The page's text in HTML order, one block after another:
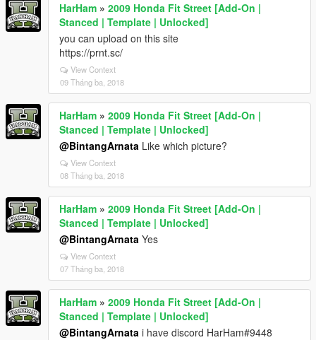
HarHam » 2009 Honda Fit Street [Add-On |
Stanced | Template | Unlocked]
you can upload on this site
https://prnt.sc/
View Context
09 Tháng ba, 2018
HarHam » 2009 Honda Fit Street [Add-On |
Stanced | Template | Unlocked]
@BintangArnata Like which picture?
View Context
08 Tháng ba, 2018
HarHam » 2009 Honda Fit Street [Add-On |
Stanced | Template | Unlocked]
@BintangArnata Yes
View Context
07 Tháng ba, 2018
HarHam » 2009 Honda Fit Street [Add-On |
Stanced | Template | Unlocked]
@BintangArnata i have discord HarHam#9448